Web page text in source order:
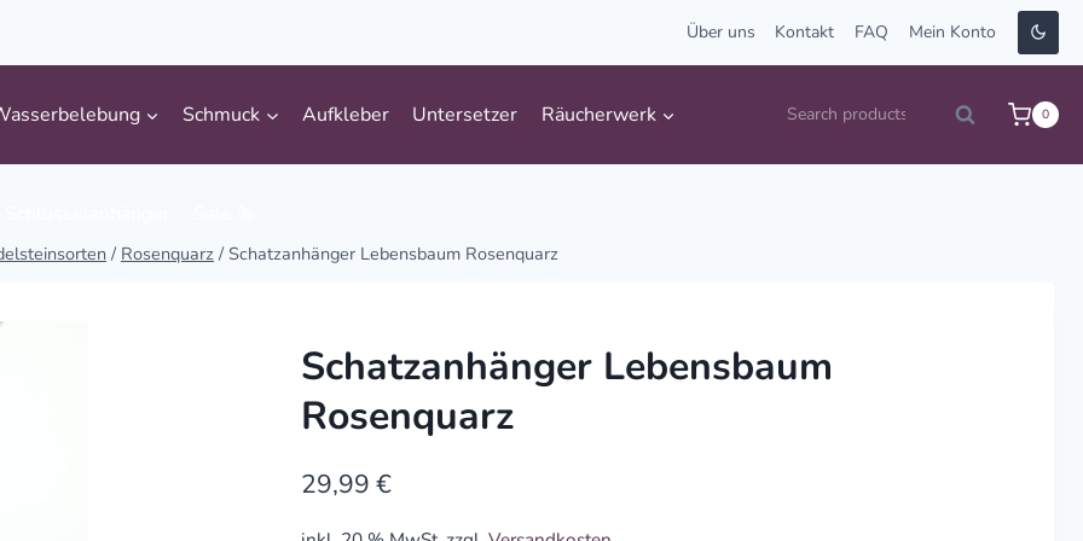
Über uns Kontakt FAQ Mein Konto
Schmuck Aufkleber Untersetzer Räucherwerk
Suche
Search 0
/ Rosenquarz / Schatzanhänger Lebensbaum Rosenquarz
Schatzanhänger Lebensbaum
Rosenquarz
29,99 €